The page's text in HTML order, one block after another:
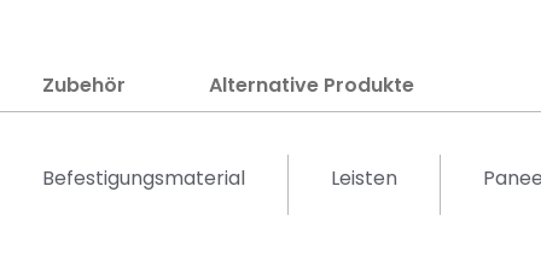
Zubehör
Befestigungsmaterial Leisten
Alternative Produkte